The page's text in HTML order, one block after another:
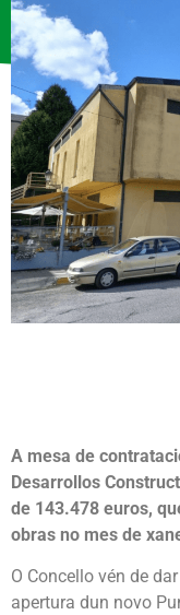
A mesa de
Desarrollos
de 143.478 euros,
obras no mes de
O Concello vén de
apertura dun novo